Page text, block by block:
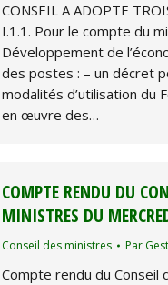
CONSEIL A ADOPTE
I.1.1. Pour le compte du
Développement de
des postes : – un décret
modalités d’utilisation du
en œuvre des…
COMPTE RENDU DU
MINISTRES DU
Conseil des ministres Par
Compte rendu du Conseil